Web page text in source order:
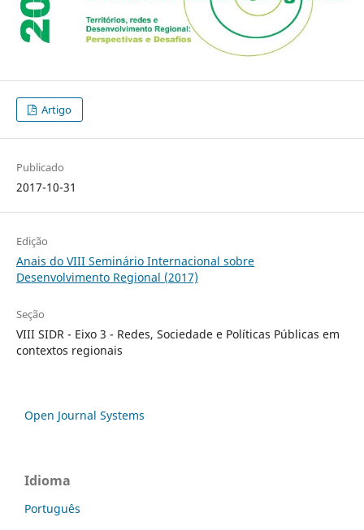
Artigo
Publicado
2017-10-31
Edição
Anais do VIII Seminário Internacional sobre
Desenvolvimento Regional (2017)
Seção
VIII SIDR - Eixo 3 - Redes, Sociedade e Políticas Públicas em
contextos regionais
Open Journal Systems
Idioma
Português